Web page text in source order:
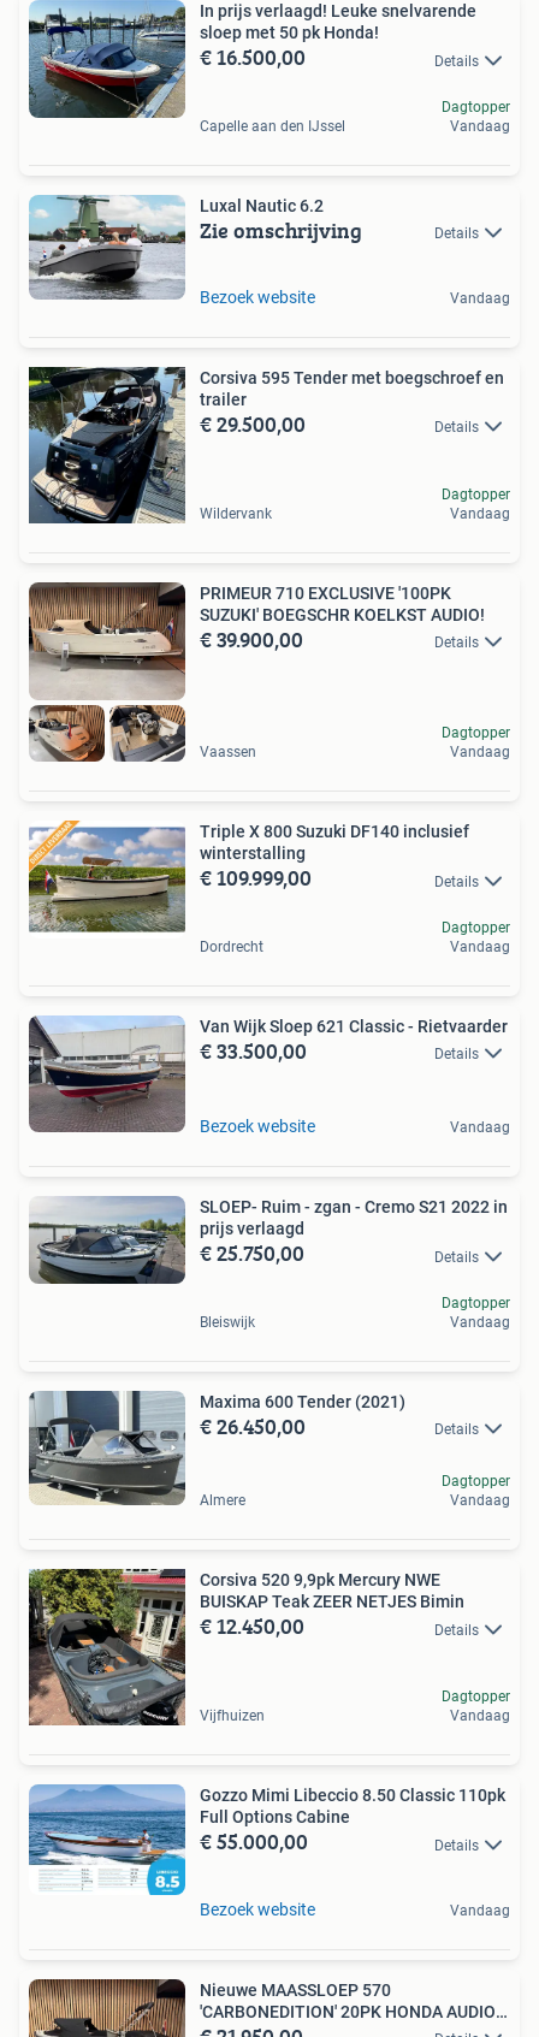
In prijs verlaagd! Leuke snelvarende
sloep met 50 pk Honda!
€ 16.500,00 Details
Capelle aan den IJssel
Dagtopper
Vandaag
Luxal Nautic 6.2
Zie omschrijving Details
Bezoek website Vandaag
Corsiva 595 Tender met boegschroef en
trailer
€ 29.500,00 Details
Wildervank
Dagtopper
Vandaag
PRIMEUR 710 EXCLUSIVE '100PK
SUZUKI' BOEGSCHR KOELKST AUDIO!
€ 39.900,00 Details
Vaassen
Dagtopper
Vandaag
Triple X 800 Suzuki DF140 inclusief
winterstalling
€ 109.999,00 Details
Dordrecht
Dagtopper
Vandaag
Van Wijk Sloep 621 Classic - Rietvaarder
€ 33.500,00 Details
Bezoek website Vandaag
SLOEP- Ruim - zgan - Cremo S21 2022 in
prijs verlaagd
€ 25.750,00 Details
Bleiswijk
Dagtopper
Vandaag
Maxima 600 Tender (2021)
€ 26.450,00 Details
Almere
Dagtopper
Vandaag
Corsiva 520 9,9pk Mercury NWE
BUISKAP Teak ZEER NETJES Bimin
€ 12.450,00 Details
Vijfhuizen
Dagtopper
Vandaag
Gozzo Mimi Libeccio 8.50 Classic 110pk
Full Options Cabine
€ 55.000,00 Details
Bezoek website Vandaag
Nieuwe MAASSLOEP 570
'CARBONEDITION' 20PK HONDA AUDIO
OPTIES